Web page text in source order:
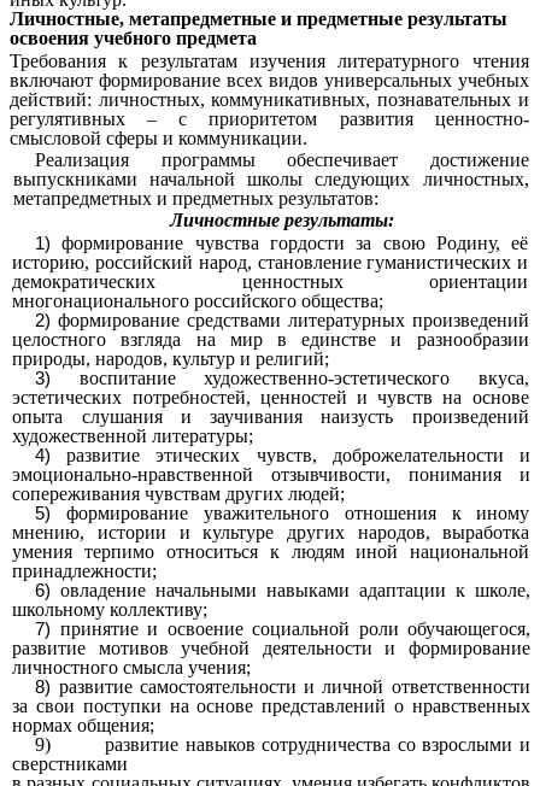
Личностные, метапредметные и предметные результаты
освоения учебного предмета
Требования к результатам изучения литературного чтения
включают формирование всех видов универсальных учебных
действий: личностных, коммуникативных, познавательных и
регулятивных – с приоритетом развития ценностно-
смысловой сферы и коммуникации.
Реализация программы обеспечивает достижение
выпускниками начальной школы следующих личностных,
метапредметных и предметных результатов:
Личностные результаты:
формирование чувства гордости за свою Родину, её
историю, российский народ, становление гуманистических и
демократических ценностных ориентации
многонационального российского общества;
формирование средствами литературных произведений
целостного взгляда на мир в единстве и разнообразии
природы, народов, культур и религий;
воспитание художественно-эстетического вкуса,
эстетических потребностей, ценностей и чувств на основе
опыта слушания и заучивания наизусть произведений
художественной литературы;
развитие этических чувств, доброжелательности и
эмоционально-нравственной отзывчивости, понимания и
сопереживания чувствам других людей;
формирование уважительного отношения к иному
мнению, истории и культуре других народов, выработка
умения терпимо относиться к людям иной национальной
принадлежности;
овладение начальными навыками адаптации к школе,
школьному коллективу;
принятие и освоение социальной роли обучающегося,
развитие мотивов учебной деятельности и формирование
личностного смысла учения;
развитие самостоятельности и личной ответственности
за свои поступки на основе представлений о нравственных
нормах общения;
9) развитие навыков сотрудничества со взрослыми и
сверстниками